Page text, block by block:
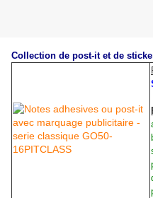
Collection de post-it et de